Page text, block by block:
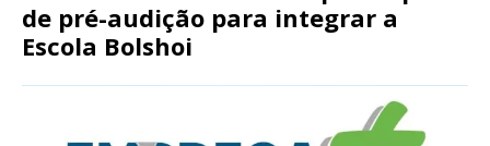
de pré-audição para integrar a
Escola Bolshoi